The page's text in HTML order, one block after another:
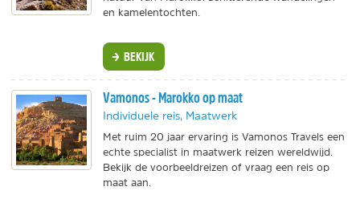
en kamelentochten.
BEKIJK
Vamonos - Marokko op maat
Individuele reis, Maatwerk
Met ruim 20 jaar ervaring is Vamonos Travels een
echte specialist in maatwerk reizen wereldwijd.
Bekijk de voorbeeldreizen of vraag een reis op
maat aan.